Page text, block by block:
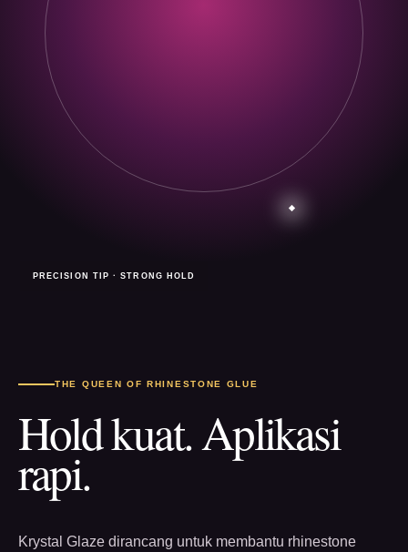
PRECISION TIP · STRONG HOLD
THE QUEEN OF RHINESTONE GLUE
Hold kuat. Aplikasi
rapi.
Krystal Glaze dirancang untuk membantu rhinestone